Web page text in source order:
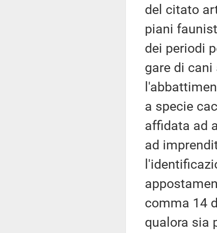
del citato
piani
dei periodi
gare di
a specie
affidata ad
ad
comma 14
qualora sia